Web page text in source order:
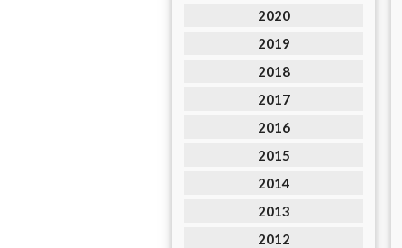
2020
2019
2018
2017
2016
2015
2014
2013
2012